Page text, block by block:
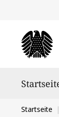
Sie
Startseite